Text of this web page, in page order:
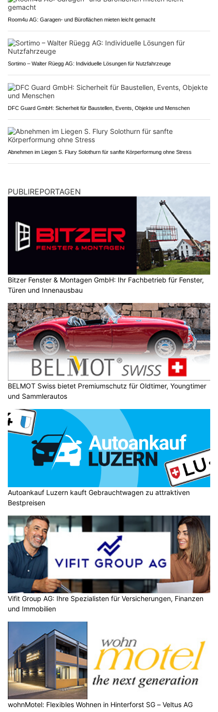
Room4u AG: Garagen- und Büroflächen mieten leicht gemacht
Sortimo – Walter Rüegg AG: Individuelle Lösungen für Nutzfahrzeuge
DFC Guard GmbH: Sicherheit für Baustellen, Events, Objekte und Menschen
Abnehmen im Liegen S. Flury Solothurn für sanfte Körperformung ohne Stress
PUBLIREPORTAGEN
Bitzer Fenster & Montagen GmbH: Ihr Fachbetrieb für Fenster,
Türen und Innenausbau
BELMOT Swiss bietet Premiumschutz für Oldtimer, Youngtimer
und Sammlerautos
Autoankauf Luzern kauft Gebrauchtwagen zu attraktiven
Bestpreisen
Vifit Group AG: Ihre Spezialisten für Versicherungen, Finanzen
und Immobilien
wohnMotel: Flexibles Wohnen in Hinterforst SG – Veltus AG